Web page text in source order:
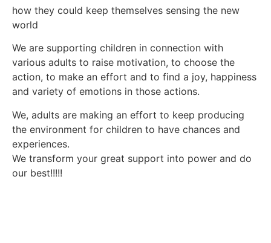
how they could keep themselves sensing the new
world
We are supporting children in connection with
various adults to raise motivation, to choose the
action, to make an effort and to find a joy, happiness
and variety of emotions in those actions.
We, adults are making an effort to keep producing
the environment for children to have chances and
experiences.
We transform your great support into power and do
our best!!!!!